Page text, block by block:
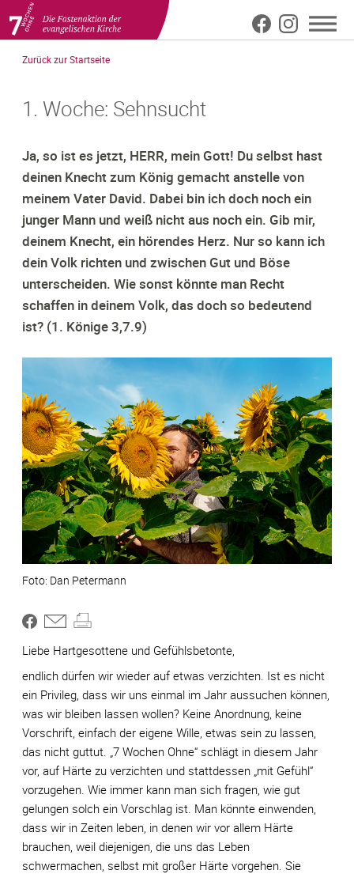
Direkt
zum
Meta
Zurück zur Startseite
1. Woche: Sehnsucht
Ja, so ist es jetzt, HERR, mein Gott! Du selbst hast
deinen Knecht zum König gemacht anstelle von
meinem Vater David. Dabei bin ich doch noch ein
junger Mann und weiß nicht aus noch ein. Gib mir,
deinem Knecht, ein hörendes Herz. Nur so kann ich
dein Volk richten und zwischen Gut und Böse
unterscheiden. Wie sonst könnte man Recht
schaffen in deinem Volk, das doch so bedeutend
ist? (1. Könige 3,7.9)
Dan Petermann
Liebe Hartgesottene und Gefühlsbetonte,
endlich dürfen wir wieder auf etwas verzichten. Ist es nicht
ein Privileg, dass wir uns einmal im Jahr aussuchen können,
was wir bleiben lassen wollen? Keine Anordnung, keine
Vorschrift, einfach der eigene Wille, etwas sein zu lassen,
das nicht guttut. „7 Wochen Ohne“ schlägt in diesem Jahr
vor, auf Härte zu verzichten und stattdessen „mit Gefühl“
vorzugehen. Wie immer kann man sich fragen, wie gut
gelungen solch ein Vorschlag ist. Man könnte einwenden,
dass wir in Zeiten leben, in denen wir vor allem Härte
brauchen, weil diejenigen, die uns das Leben
schwermachen, selbst mit großer Härte vorgehen. Sie